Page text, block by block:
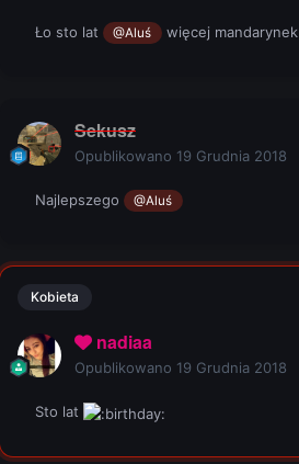
Ło sto lat @Aluś więcej mandarynek
Sekusz
Opublikowano 19 Grudnia 2018
Najlepszego @Aluś
Kobieta
nadiaa
Opublikowano 19 Grudnia 2018
Sto lat